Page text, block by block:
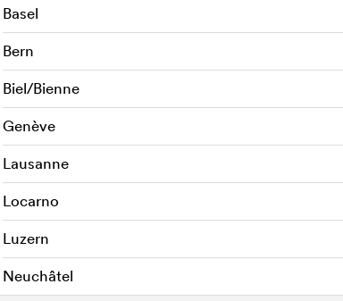
eTRAILER ABSPIELEN
Basel
Bern
Biel/Bienne
Genève
Lausanne
Locarno
Luzern
Neuchâtel